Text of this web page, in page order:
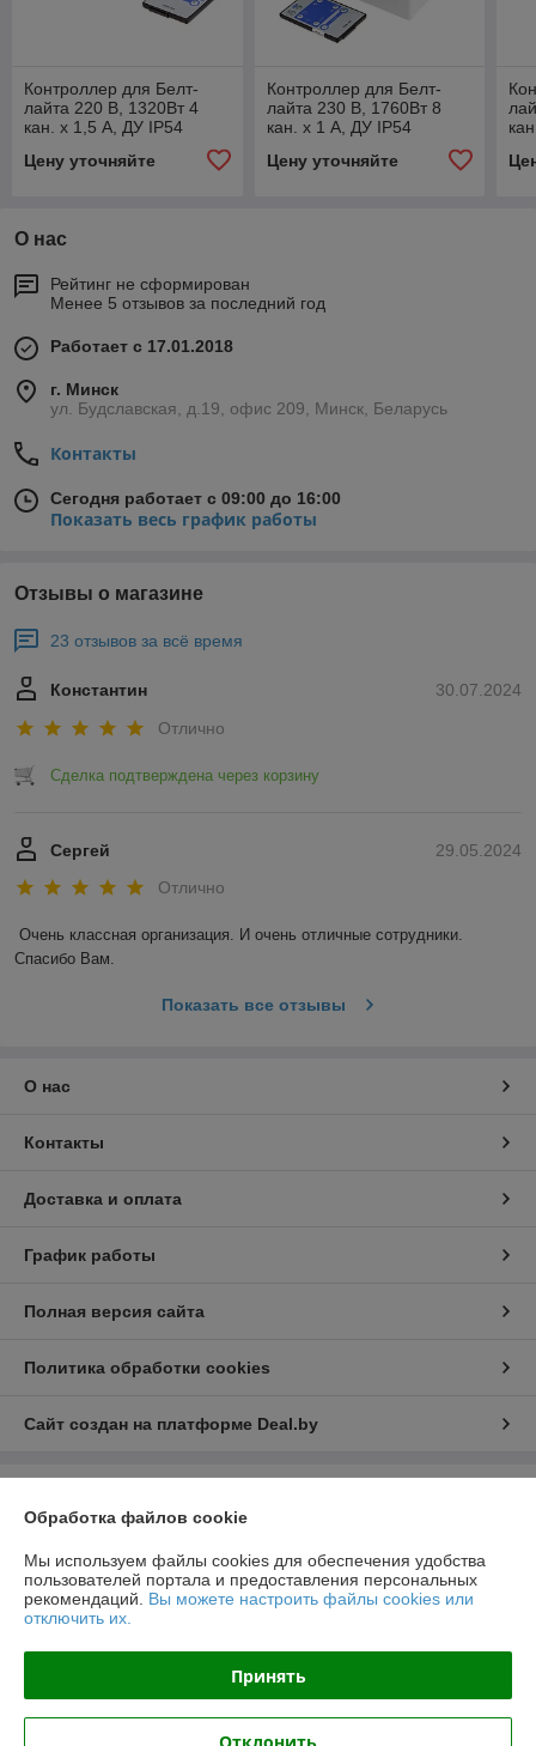
Контроллер для Белт-
лайта 220 В, 1320Вт 4
кан. х 1,5 А, ДУ IP54
Цену уточняйте
Контроллер для Белт-
лайта 230 В, 1760Вт 8
кан. х 1 А, ДУ IP54
Цену уточняйте
О нас
Рейтинг не сформирован
Менее 5 отзывов за последний год
Работает с 17.01.2018
г. Минск
ул. Будславская, д.19, офис 209, Минск, Беларусь
Контакты
Сегодня работает с 09:00 до 16:00
Показать весь график работы
Отзывы о магазине
23 отзывов за всё время
30.07.2024
Константин
Отлично
Сделка подтверждена через корзину
29.05.2024
Сергей
Отлично
Очень классная организация. И очень отличные сотрудники.
Спасибо Вам.
Показать все отзывы
О нас
Контакты
Доставка и оплата
График работы
Полная версия сайта
Политика обработки cookies
Сайт создан на платформе Deal.by
"ЛедЭлектроСвет"
ул. Будславская, д. 19, офис 209
Регистрационный номер ЕГР: 192989120
УНП: 192989120
Регистрационный орган: Минский Горисполком
Дата регистрации компании: 27.10.2017
Обработка файлов cookie
Мы используем файлы cookies для обеспечения удобства
пользователей портала и предоставления персональных
рекомендаций. Вы можете настроить файлы cookies или
отключить их.
Принять
Отклонить